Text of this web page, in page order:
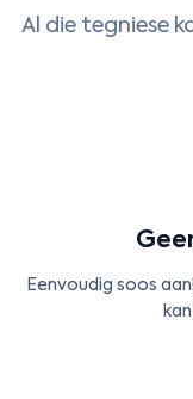
Al die tegniese
Eenvoudig soos